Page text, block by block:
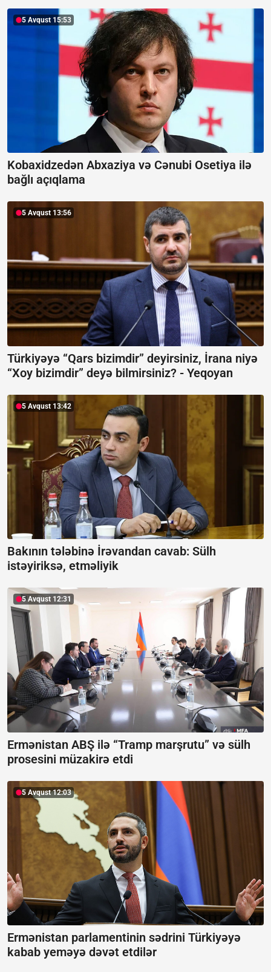
5 Avqust 15:53
Kobaxidzedən Abxaziya və Cənubi Osetiya ilə
bağlı açıqlama
5 Avqust 13:56
Türkiyəyə “Qars bizimdir” deyirsiniz, İrana niyə
“Xoy bizimdir” deyə bilmirsiniz? - Yeqoyan
5 Avqust 13:42
Bakının tələbinə İrəvandan cavab: Sülh
istəyiriksə, etməliyik
5 Avqust 12:31
Ermənistan ABŞ ilə “Tramp marşrutu” və sülh
prosesini müzakirə etdi
5 Avqust 12:03
Ermənistan parlamentinin sədrini Türkiyəyə
kabab yeməyə dəvət etdilər